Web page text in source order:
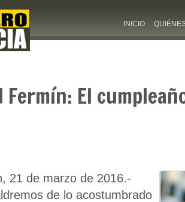
INICIO
Fermín: El
21 de marzo de 2016.-
de lo acostumbrado